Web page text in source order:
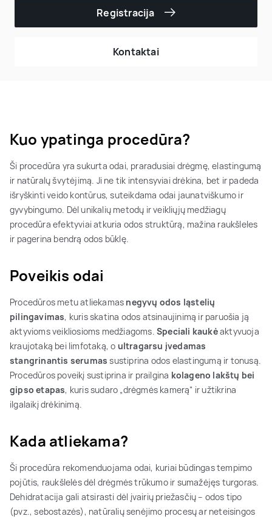
Registracija
Kontaktai
Kuo ypatinga procedūra?
Ši procedūra yra sukurta odai, praradusiai drėgmę, elastingumą
ir natūralų švytėjimą. Ji ne tik intensyviai drėkina, bet ir padeda
išryškinti veido kontūrus, suteikdama odai jaunatviškumo ir
gyvybingumo. Dėl unikalių metodų ir veikliųjų medžiagų
procedūra efektyviai atkuria odos struktūrą, mažina raukšleles
ir pagerina bendrą odos būklę.
Poveikis odai
Procedūros metu atliekamas negyvų odos ląstelių
pilingavimas, kuris skatina odos atsinaujinimą ir paruošia ją
aktyvioms veikliosioms medžiagoms. Speciali kaukėaktyvuoja
kraujotaką bei limfotaką, o ultragarsu įvedamas
stangrinantis serumas sustiprina odos elastingumą ir tonusą.
Procedūros poveikį sustiprina ir prailgina kolageno lakštų bei
gipso etapas, kuris sudaro „drėgmės kamerą“ ir užtikrina
ilgalaikį drėkinimą.
Kada atliekama?
Ši procedūra rekomenduojama odai, kuriai būdingas tempimo
pojūtis, raukšlelės dėl drėgmės trūkumo ir sumažėjęs turgoras.
Dehidratacija gali atsirasti dėl įvairių priežasčių – odos tipo
(pvz., sebostazės), natūralių senėjimo procesų ar neteisingos